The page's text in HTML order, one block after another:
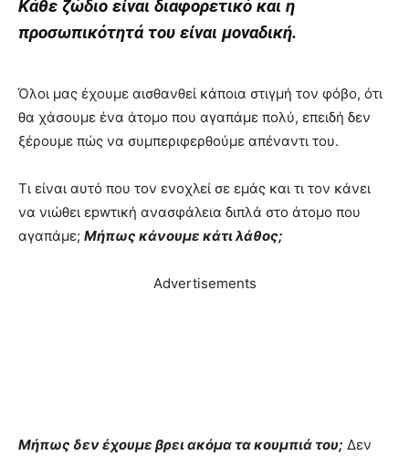
Kάθε ζώδιο είναι διαφορετικό και η
προσωπικότητά του είναι μοναδική.
Όλοι μας έχουμε αισθανθεί κάποια στιγμή τον φόβο, ότι
θα χάσουμε ένα άτομο που αγαπάμε πολύ, επειδή δεν
ξέρουμε πώς να συμπεριφερθούμε απέναντι του.
Τι είναι αυτό που τον ενοχλεί σε εμάς και τι τον κάνει
να νιώθει εpwτική ανασφάλεια διπλά στο άτομο που
αγαπάμε; Μήπως κάνουμε κάτι λάθος;
Advertisements
Μήπως δεν έχουμε βρει ακόμα τα κουμπιά του; Δεν